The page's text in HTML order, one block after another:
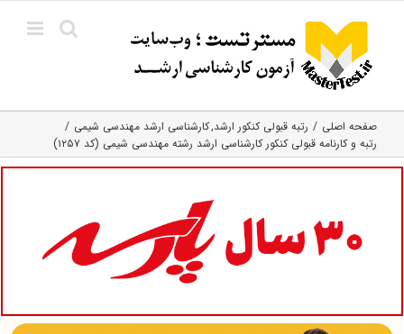
content
صفحه اصلی رتبه قبولی کنکور ارشد کارشناسی ارشد مهندسی شیمی
رتبه و کارنامه قبولی کنکور کارشناسی ارشد رشته مهندسی شیمی (کد ۱۲۵۷)